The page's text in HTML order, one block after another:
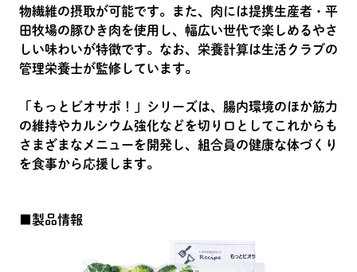
物繊維の摂取が可能です。また、肉には提携生産者・平
田牧場の豚ひき肉を使用し、幅広い世代で楽しめるやさ
しい味わいが特徴です。なお、栄養計算は生活クラブの
管理栄養士が監修しています。
「もっとビオサポ！」シリーズは、腸内環境のほか筋力
の維持やカルシウム強化などを切り口としてこれからも
さまざまなメニューを開発し、組合員の健康な体づくり
を食事から応援します。
■製品情報